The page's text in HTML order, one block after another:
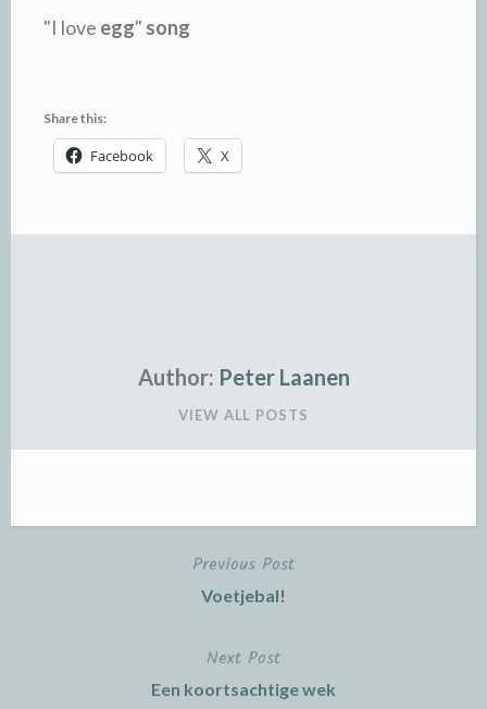
"I love egg" song
Share this:
Facebook X
Author: Peter Laanen
VIEW ALL POSTS
Previous Post
Voetjebal!
Next Post
Een koortsachtige wek